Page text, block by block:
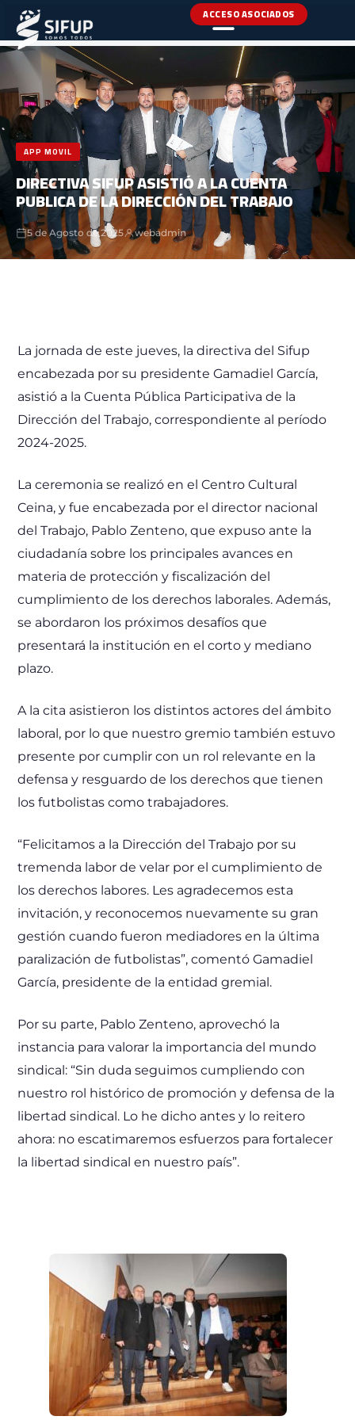
ACCESO ASOCIADOS
INICIO›NOTICIAS
APP MOVIL
DIRECTIVA SIFUP ASISTIÓ A LA CUENTA
PUBLICA DE LA DIRECCIÓN DEL TRABAJO
5 de Agosto de 2025 webadmin
La jornada de este jueves, la directiva del Sifup
encabezada por su presidente Gamadiel García,
asistió a la Cuenta Pública Participativa de la
Dirección del Trabajo, correspondiente al período
2024-2025.
La ceremonia se realizó en el Centro Cultural
Ceina, y fue encabezada por el director nacional
del Trabajo, Pablo Zenteno, que expuso ante la
ciudadanía sobre los principales avances en
materia de protección y fiscalización del
cumplimiento de los derechos laborales. Además,
se abordaron los próximos desafíos que
presentará la institución en el corto y mediano
plazo.
A la cita asistieron los distintos actores del ámbito
laboral, por lo que nuestro gremio también estuvo
presente por cumplir con un rol relevante en la
defensa y resguardo de los derechos que tienen
los futbolistas como trabajadores.
“Felicitamos a la Dirección del Trabajo por su
tremenda labor de velar por el cumplimiento de
los derechos labores. Les agradecemos esta
invitación, y reconocemos nuevamente su gran
gestión cuando fueron mediadores en la última
paralización de futbolistas”, comentó Gamadiel
García, presidente de la entidad gremial.
Por su parte, Pablo Zenteno, aprovechó la
instancia para valorar la importancia del mundo
sindical: “Sin duda seguimos cumpliendo con
nuestro rol histórico de promoción y defensa de la
libertad sindical. Lo he dicho antes y lo reitero
ahora: no escatimaremos esfuerzos para fortalecer
la libertad sindical en nuestro país”.